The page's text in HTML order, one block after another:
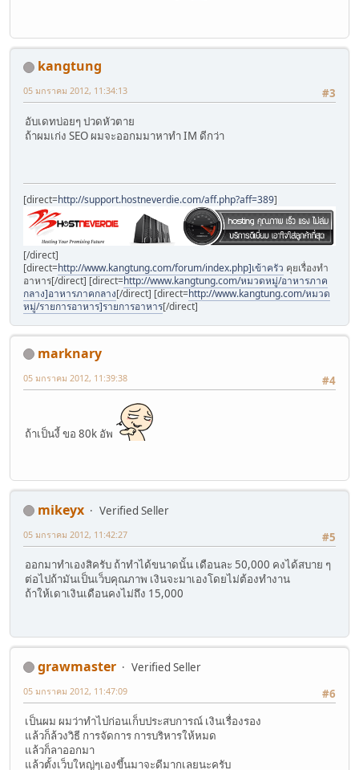
kangtung
#3
05 มกราคม 2012, 11:34:13
อับเดทบ่อยๆ ปวดหัวตาย
ถ้าผมเก่ง SEO ผมจะออกมมาหาทำ IM ดีกว่า
[direct=http://support.hostneverdie.com/aff.php?aff=389]
[/direct]
[direct=http://www.kangtung.com/forum/index.php]เข้าครัว คุยเรื่องทำ
อาหาร[/direct] [direct=http://www.kangtung.com/หมวดหมู่/อาหารภาค
กลาง]อาหารภาคกลาง[/direct] [direct=http://www.kangtung.com/หมวด
หมู่/รายการอาหาร]รายการอาหาร[/direct]
marknary
#4
05 มกราคม 2012, 11:39:38
ถ้าเป็นงี้ ขอ 80k อัพ
mikeyx
Verified Seller
#5
05 มกราคม 2012, 11:42:27
ออกมาทำเองสิครับ ถ้าทำได้ขนาดนั้น เดือนละ 50,000 คงได้สบาย ๆ
ต่อไปถ้ามันเป็นเว็บคุณภาพ เงินจะมาเองโดยไม่ต้องทำงาน
ถ้าให้เดาเงินเดือนคงไม่ถึง 15,000
grawmaster
Verified Seller
#6
05 มกราคม 2012, 11:47:09
เป็นผม ผมว่าทำไปก่อนเก็บประสบการณ์ เงินเรื่องรอง
แล้วก็ล้วงวิธี การจัดการ การบริหารให้หมด
แล้วก็ลาออกมา
แล้วตั้งเว็บใหญ่ๆเองขึ้นมาจะดีมากเลยนะครับ